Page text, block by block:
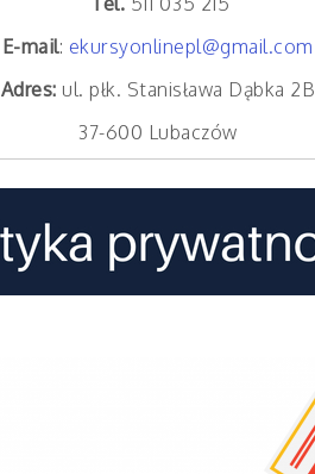
E-mail: ekursyonlinepl@gmail.com
Adres: ul. płk. Stanisława Dąbka 2B
37-600 Lubaczów